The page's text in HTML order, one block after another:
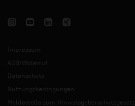
Impressum
AGB/Widerruf
Datenschutz
Nutzungsbedingungen
Meldestelle zum Hinweisgeberschutzgesetz